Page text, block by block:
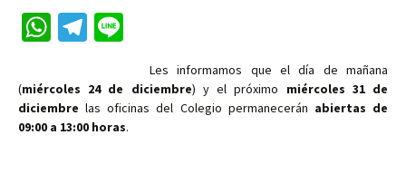
W
at
sA
p
Te
gr
a
m
e
Les informamos que el día de mañana
(miércoles 24 de diciembre) y el próximo miércoles 31 de
diciembre las oficinas del Colegio permanecerán abiertas de
09:00 a 13:00 horas.